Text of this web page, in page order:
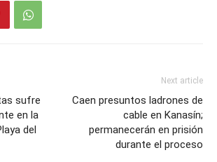
sufre
en la
del
Next article
Caen presuntos ladrones de
cable en Kanasín;
permanecerán en prisión
durante el proceso